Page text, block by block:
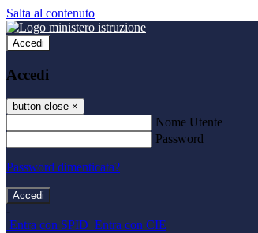
Salta al contenuto
Accedi
Accedi
button close ×
Nome Utente
Password
Password dimenticata?
-
Entra con SPID Entra con CIE